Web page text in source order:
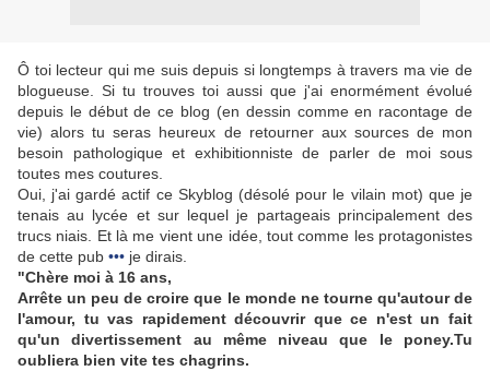
Ô toi lecteur qui me suis depuis si longtemps à travers ma vie de
blogueuse. Si tu trouves toi aussi que j'ai enormément évolué
depuis le début de ce blog (en dessin comme en racontage de
vie) alors tu seras heureux de retourner aux sources de mon
besoin pathologique et exhibitionniste de parler de moi sous
toutes mes coutures.
Oui, j'ai gardé actif ce Skyblog (désolé pour le vilain mot) que je
tenais au lycée et sur lequel je partageais principalement des
trucs niais. Et là me vient une idée, tout comme les protagonistes
de cette pub ••• je dirais.
"Chère moi à 16 ans,
Arrête un peu de croire que le monde ne tourne qu'autour de
l'amour, tu vas rapidement découvrir que ce n'est un fait
qu'un divertissement au même niveau que le poney.Tu
oubliera bien vite tes chagrins.